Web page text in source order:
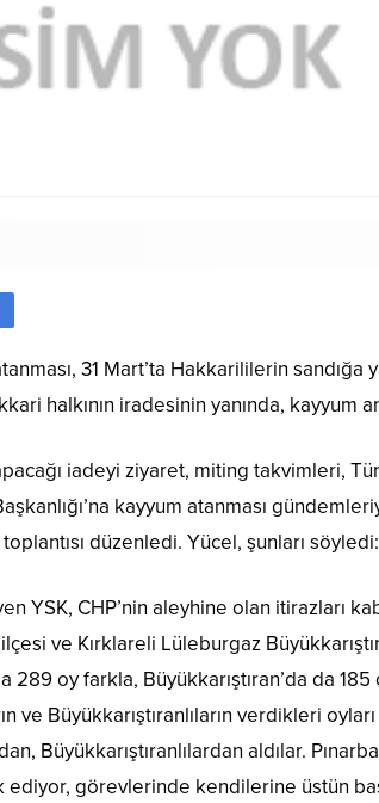
31 Mart’ta Hakkarililerin
halkının iradesinin yanında, kayyum
iadeyi ziyaret, miting takvimleri,
kayyum atanması
düzenledi. Yücel, şunları söyledi:
YSK, CHP’nin aleyhine olan itirazları
ve Kırklareli Lüleburgaz
oy farkla, Büyükkarıştıran’da da
ve Büyükkarıştıranlıların verdikleri
Büyükkarıştıranlılardan aldılar.
ediyor, görevlerinde kendilerine üstün